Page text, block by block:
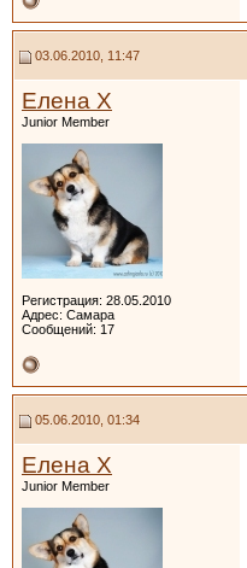
03.06.2010, 11:47
Елена Х
Junior Member
Регистрация: 28.05.2010
Адрес: Самара
Сообщений: 17
05.06.2010, 01:34
Елена Х
Junior Member